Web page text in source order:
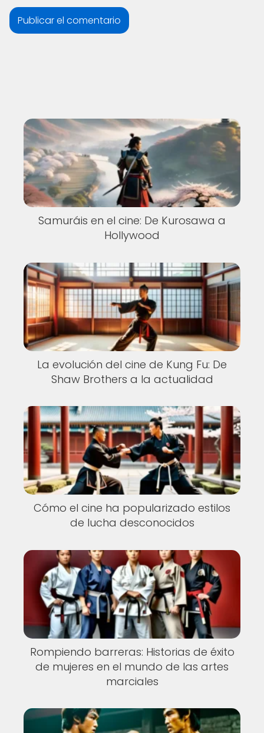
Samuráis en el cine: De Kurosawa a
Hollywood
La evolución del cine de Kung Fu: De
Shaw Brothers a la actualidad
Cómo el cine ha popularizado estilos
de lucha desconocidos
Rompiendo barreras: Historias de éxito
de mujeres en el mundo de las artes
marciales